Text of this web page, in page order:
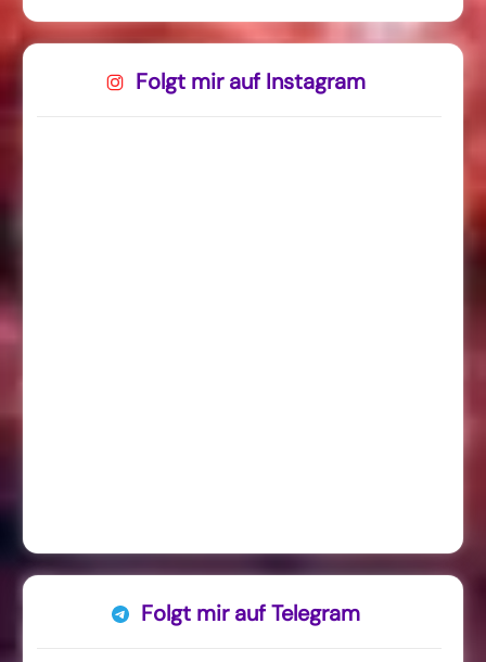
Folgt mir auf Instagram
Folgt mir auf Telegram